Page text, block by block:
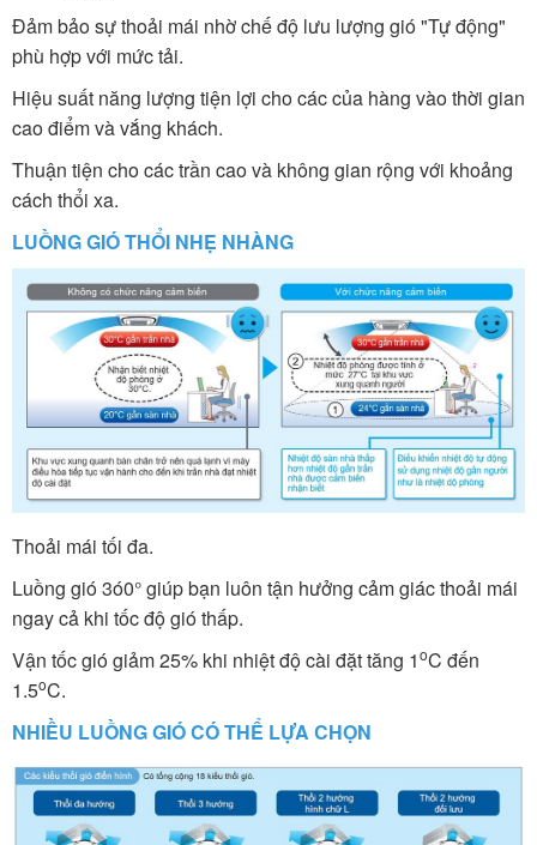
Đảm bảo sự thoải mái nhờ chế độ lưu lượng gió "Tự động"
phù hợp với mức tải.
Hiệu suất năng lượng tiện lợi cho các của hàng vào thời gian
cao điểm và vắng khách.
Thuận tiện cho các trần cao và không gian rộng với khoảng
cách thổi xa.
LUỒNG GIÓ THỔI NHẸ NHÀNG
Thoải mái tối đa.
Luồng gió 3ó0° giúp bạn luôn tận hưởng cảm giác thoải mái
ngay cả khi tốc độ gió thấp.
Vận tốc gió giảm 25% khi nhiệt độ cài đặt tăng 1oC đến
1.5oC.
NHIỀU LUỒNG GIÓ CÓ THỂ LỰA CHỌN